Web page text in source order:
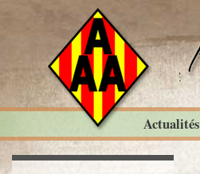
Actualités